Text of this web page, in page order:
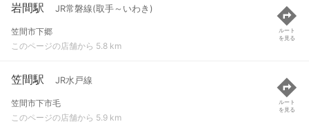
岩間駅 JR常磐線(取手～いわき)
笠間市下郷
このページの店舗から 5.8 km
ルート
を見る
笠間駅 JR水戸線
笠間市下市毛
このページの店舗から 5.9 km
ルート
を見る